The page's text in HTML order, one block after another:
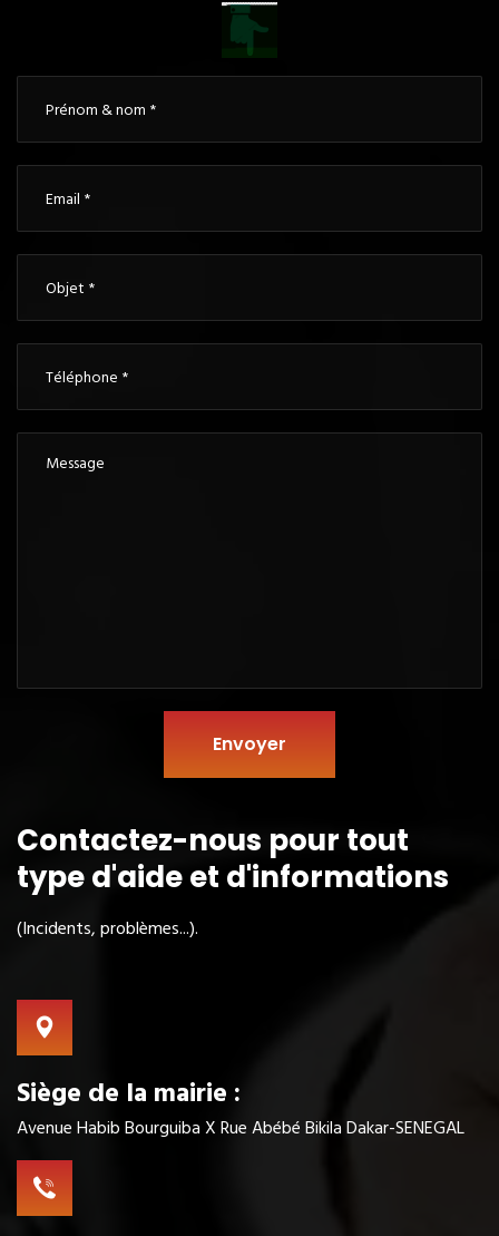
Envoyer
Contactez-nous pour tout
typed'aide et d'informations
(Incidents, problèmes...).
Siège de la mairie :
Avenue Habib Bourguiba X Rue Abébé Bikila Dakar-SENEGAL